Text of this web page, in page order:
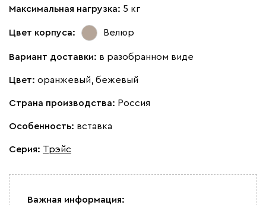
Максимальная нагрузка: 5 кг
Цвет корпуса: Велюр
Вариант доставки: в разобранном виде
Цвет: оранжевый, бежевый
Страна производства: Россия
Особенность: вставка
Серия: Трэйс
Важная информация: